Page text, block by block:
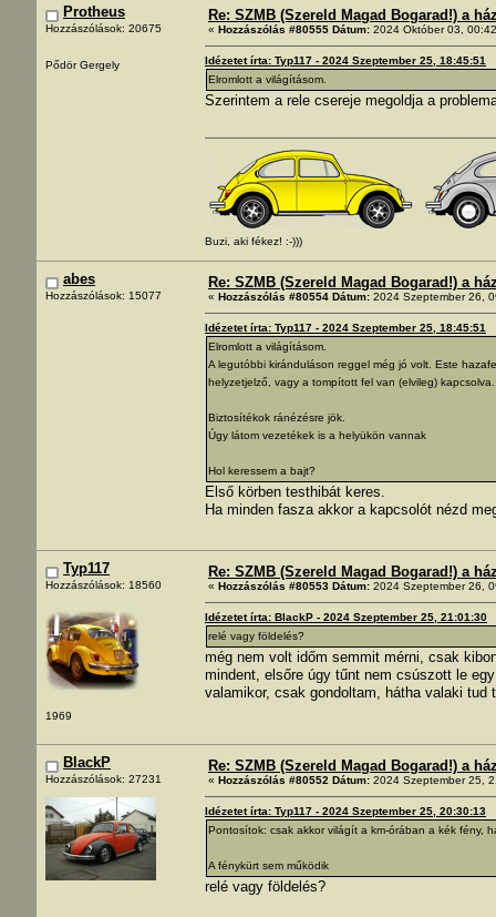
Protheus
Hozzászólások: 20675
Pődör Gergely
Re: SZMB (Szereld Magad Bogarad!) a
« Hozzászólás #80555 Dátum: 2024 Október 03,
Idézetet írta: Typ117 - 2024 Szeptember 25, 18:45:51
Elromlott a világításom.
Szerintem a rele csereje megoldja a
Buzi, aki fékez! :-)))
abes
Hozzászólások: 15077
Re: SZMB (Szereld Magad Bogarad!) a
« Hozzászólás #80554 Dátum: 2024 Szeptember 26,
Idézetet írta: Typ117 - 2024 Szeptember 25, 18:45:51
Elromlott a világításom.
A legutóbbi kiránduláson reggel még jó volt. Este
helyzetjelző, vagy a tompított fel van (elvileg)
Biztosítékok ránézésre jök.
Úgy látom vezetékek is a helyükön vannak
Hol keressem a bajt?
Első körben testhibát keres.
Ha minden fasza akkor a kapcsolót nézd
Typ117
Hozzászólások: 18560
1969
Re: SZMB (Szereld Magad Bogarad!) a
« Hozzászólás #80553 Dátum: 2024 Szeptember 26,
Idézetet írta: BlackP - 2024 Szeptember 25, 21:01:30
relé vagy földelés?
még nem volt időm semmit mérni, csak
mindent, elsőre úgy tűnt nem csúszott le
valamikor, csak gondoltam, hátha valaki tud
BlackP
Hozzászólások: 27231
Re: SZMB (Szereld Magad Bogarad!) a
« Hozzászólás #80552 Dátum: 2024 Szeptember 25,
Idézetet írta: Typ117 - 2024 Szeptember 25, 20:30:13
Pontosítok: csak akkor világít a km-órában a kék fény,
A fénykürt sem működik
relé vagy földelés?